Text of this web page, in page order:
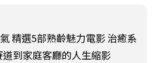
精選5部熟齡魅力電影 治癒系
道到家庭客廳的人生縮影